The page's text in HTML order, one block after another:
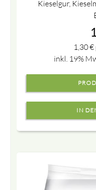
Kieselgur,
1,30€
inkl. 19%